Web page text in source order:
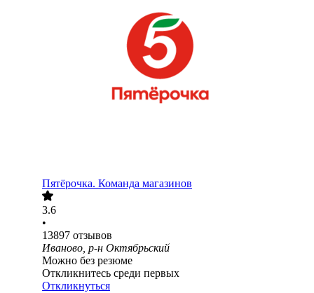
Пятёрочка. Команда магазинов
3.6
•
13897 отзывов
Иваново, р-н Октябрьский
Можно без резюме
Откликнитесь среди первых
Откликнуться